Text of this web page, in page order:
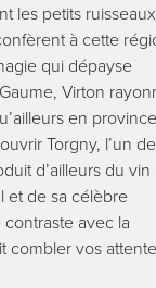
les petits
à cette
qui dépayse
Virton
en province
Torgny, l’un
d’ailleurs du vin
et de sa célèbre
avec la
combler vos